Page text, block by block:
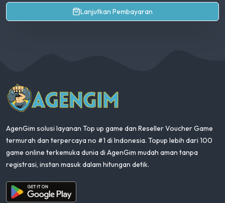
Lanjutkan Pembayaran
AgenGim
AgenGim solusi layanan Top up game dan Reseller Voucher Game
termurah dan terpercaya no #1 di Indonesia. Topup lebih dari 100
game online terkemuka dunia di AgenGim mudah aman tanpa
registrasi, instan masuk dalam hitungan detik.
Aplikasi Android